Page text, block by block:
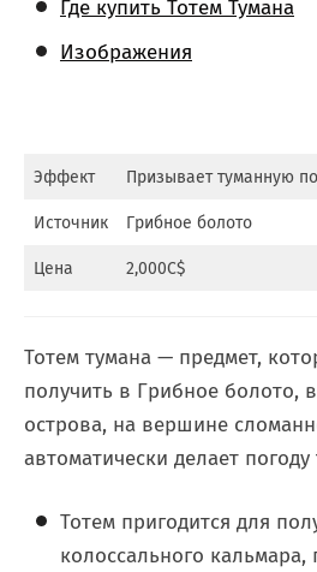
Где купить Тотем Тумана
Изображения
Эффект Призывает туманную
Источник Грибное болото
Цена 2,000C$
Тотем тумана — предмет,
получить в Грибное болото,
острова, на вершине
автоматически делает
Тотем пригодится для
колоссального кальмара,